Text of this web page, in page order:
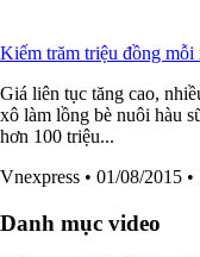
Kiếm trăm triệu đồng mỗi
Giá liên tục tăng cao,
xô làm lồng bè nuôi hàu
hơn 100 triệu...
Vnexpress • 01/08/2015
Danh mục video